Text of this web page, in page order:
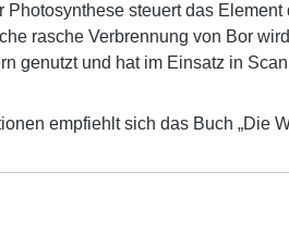
Photosynthese steuert das
rasche Verbrennung von Bor
genutzt und hat im Einsatz in
empfiehlt sich das Buch „Die